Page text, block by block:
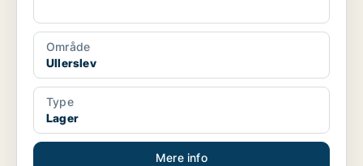
Område
Ullerslev
Type
Lager
Mere info